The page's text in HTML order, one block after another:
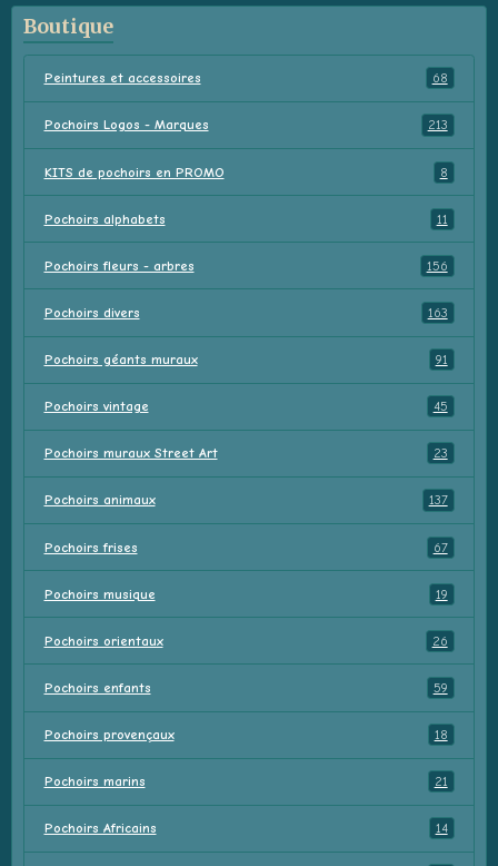
Boutique
Peintures et accessoires 68
Pochoirs Logos - Marques 213
KITS de pochoirs en PROMO 8
Pochoirs alphabets 11
Pochoirs fleurs - arbres 156
Pochoirs divers 163
Pochoirs géants muraux 91
Pochoirs vintage 45
Pochoirs muraux Street Art 23
Pochoirs animaux 137
Pochoirs frises 67
Pochoirs musique 19
Pochoirs orientaux 26
Pochoirs enfants 59
Pochoirs provençaux 18
Pochoirs marins 21
Pochoirs Africains 14